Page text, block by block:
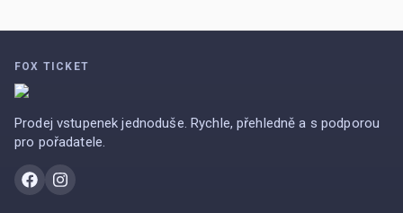
FOX TICKET
Prodej vstupenek jednoduše. Rychle, přehledně a s podporou
pro pořadatele.